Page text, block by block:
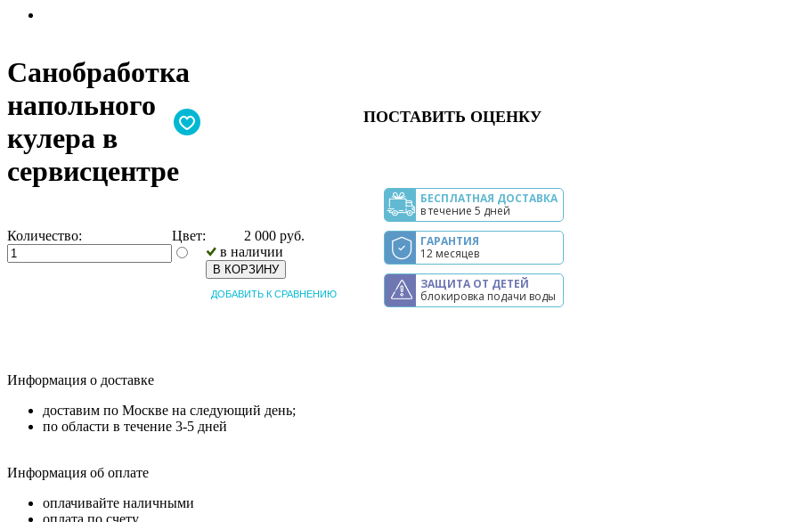
Санобработка
напольного
кулера в
сервисцентре
ПОСТАВИТЬ ОЦЕНКУ
Количество: Цвет: 2 000 руб.
в наличии
В КОРЗИНУ
ДОБАВИТЬ К СРАВНЕНИЮ
БЕСПЛАТНАЯ ДОСТАВКА
в течение 5 дней
ГАРАНТИЯ
12 месяцев
ЗАЩИТА ОТ ДЕТЕЙ
блокировка подачи воды
Информация о доставке
доставим по Москве на следующий день;
по области в течение 3-5 дней
Информация об оплате
оплачивайте наличными